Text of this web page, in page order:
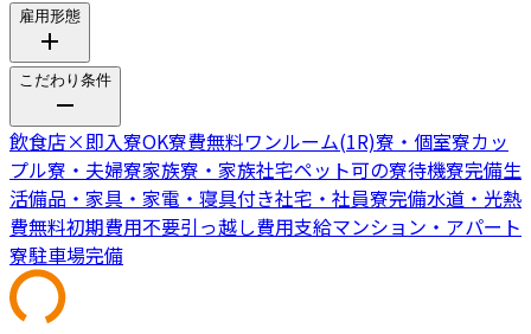
雇用形態
こだわり条件
飲食店×即入寮OK寮費無料ワンルーム(1R)寮・個室寮カッ
プル寮・夫婦寮家族寮・家族社宅ペット可の寮待機寮完備生
活備品・家具・家電・寝具付き社宅・社員寮完備水道・光熱
費無料初期費用不要引っ越し費用支給マンション・アパート
寮駐車場完備